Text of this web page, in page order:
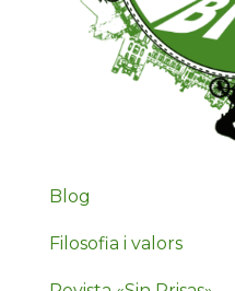
Blog
Filosofia i valors